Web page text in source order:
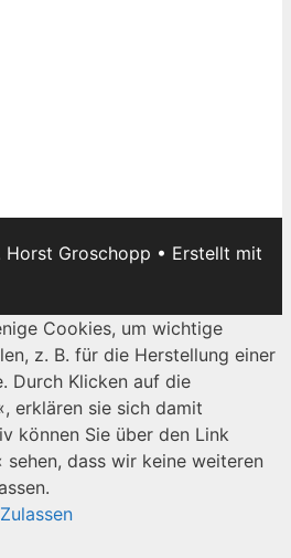
Groschopp • Erstellt mit
Cookies, um wichtige
z. B. für die Herstellung einer
Durch Klicken auf die
erklären sie sich damit
können Sie über den Link
sehen, dass wir keine weiteren
Zulassen